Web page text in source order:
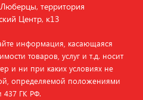
территория
Центр, к13
информация, касающаяся
товаров, услуг и т.д. носит
и ни при каких условиях не
определяемой положениями
437 ГК РФ.